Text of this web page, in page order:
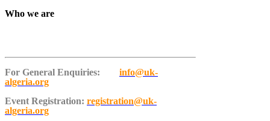
Who we are
For General Enquiries:
info@uk-
algeria.org
Event Registration: registration@uk-
algeria.org